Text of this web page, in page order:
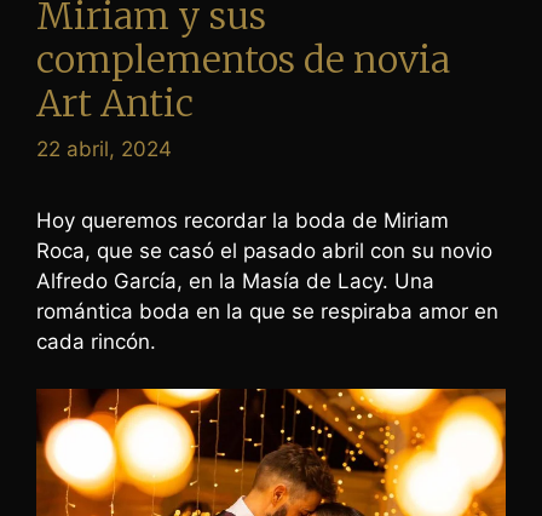
Miriam y sus
complementos de novia
Art Antic
22 abril, 2024
Hoy queremos recordar la boda de Miriam
Roca, que se casó el pasado abril con su novio
Alfredo García, en la Masía de Lacy. Una
romántica boda en la que se respiraba amor en
cada rincón.